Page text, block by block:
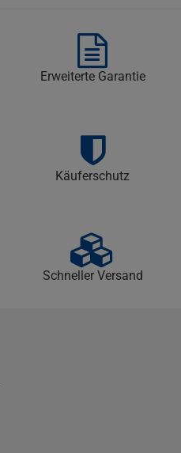
Erweiterte Garantie
Käuferschutz
Schneller Versand